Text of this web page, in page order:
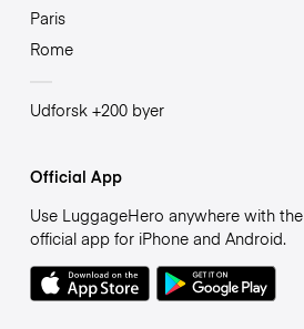
Paris
Rome
Udforsk +200 byer
Official App
Use LuggageHero anywhere with the
official app for iPhone and Android.